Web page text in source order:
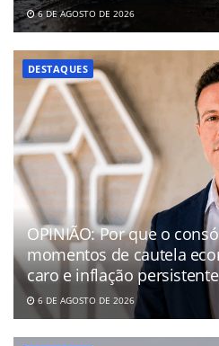
6 DE AGOSTO DE 2026
DESTAQUES
OPINIÃO: Por que o
momentos de cautela
caro e inflação persistente
6 DE AGOSTO DE 2026